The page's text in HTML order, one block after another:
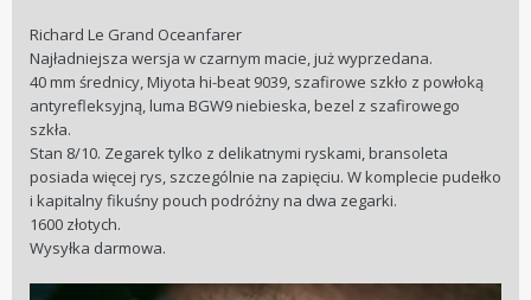
Richard Le Grand Oceanfarer
Najładniejsza wersja w czarnym macie, już wyprzedana.
40 mm średnicy, Miyota hi-beat 9039, szafirowe szkło z powłoką
antyrefleksyjną, luma BGW9 niebieska, bezel z szafirowego
szkła.
Stan 8/10. Zegarek tylko z delikatnymi ryskami, bransoleta
posiada więcej rys, szczególnie na zapięciu. W komplecie pudełko
i kapitalny fikuśny pouch podróżny na dwa zegarki.
1600 złotych.
Wysyłka darmowa.